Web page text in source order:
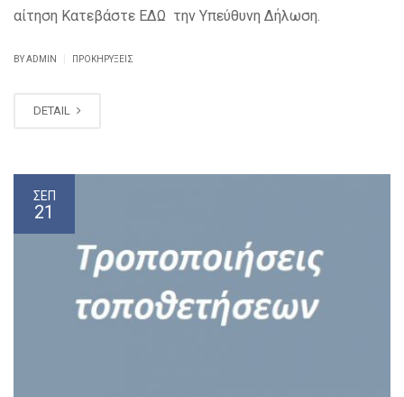
αίτηση Κατεβάστε ΕΔΩ την Υπεύθυνη Δήλωση.
BY ADMIN ΠΡΟΚΗΡΎΞΕΙΣ
DETAIL
ΣΕΠ
21